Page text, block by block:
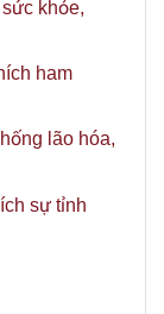
khỏe,
ham
lão hóa,
sự tỉnh